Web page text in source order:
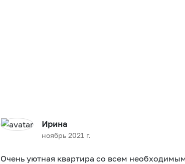
Ирина
ноябрь 2021 г.
Очень уютная квартира со всем